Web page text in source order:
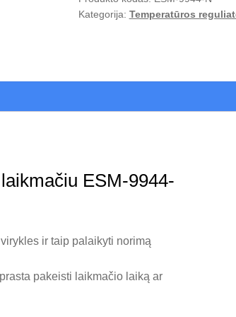
Kategorija: Temperatūros
ESM-9944-
ir taip palaikyti norimą
pakeisti laikmačio laiką ar